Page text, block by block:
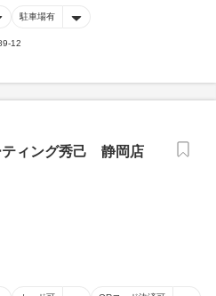
駐車場有
12
ィング秀己 静岡店